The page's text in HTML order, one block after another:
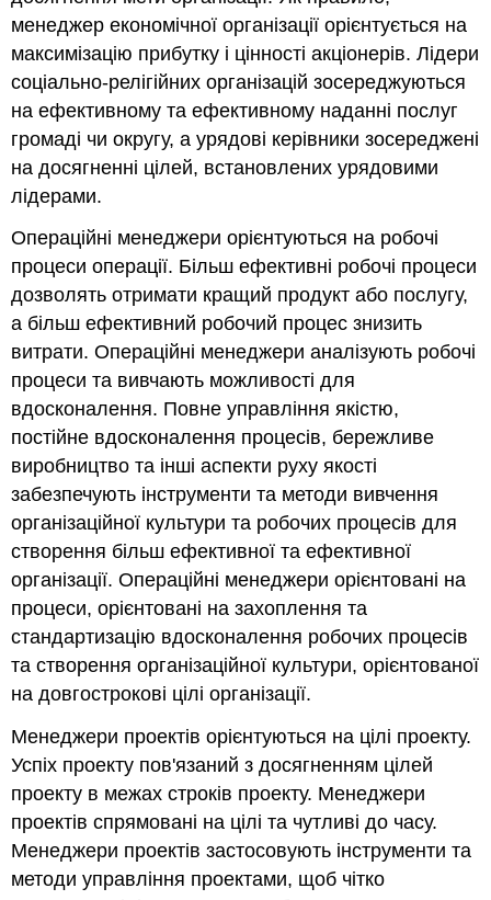
менеджер економічної організації орієнтується на
максимізацію прибутку і цінності акціонерів. Лідери
соціально-релігійних організацій зосереджуються
на ефективному та ефективному наданні послуг
громаді чи округу, а урядові керівники зосереджені
на досягненні цілей, встановлених урядовими
лідерами.
Операційні менеджери орієнтуються на робочі
процеси операції. Більш ефективні робочі процеси
дозволять отримати кращий продукт або послугу,
а більш ефективний робочий процес знизить
витрати. Операційні менеджери аналізують робочі
процеси та вивчають можливості для
вдосконалення. Повне управління якістю,
постійне вдосконалення процесів, бережливе
виробництво та інші аспекти руху якості
забезпечують інструменти та методи вивчення
організаційної культури та робочих процесів для
створення більш ефективної та ефективної
організації. Операційні менеджери орієнтовані на
процеси, орієнтовані на захоплення та
стандартизацію вдосконалення робочих процесів
та створення організаційної культури, орієнтованої
на довгострокові цілі організації.
Менеджери проектів орієнтуються на цілі проекту.
Успіх проекту пов'язаний з досягненням цілей
проекту в межах строків проекту. Менеджери
проектів спрямовані на цілі та чутливі до часу.
Менеджери проектів застосовують інструменти та
методи управління проектами, щоб чітко